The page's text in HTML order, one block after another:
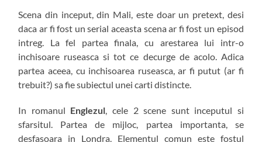
Scena din inceput, din Mali, este doar un pretext, desi
daca ar fi fost un serial aceasta scena ar fi fost un episod
intreg. La fel partea finala, cu arestarea lui intr-o
inchisoare ruseasca si tot ce decurge de acolo. Adica
partea aceea, cu inchisoarea ruseasca, ar fi putut (ar fi
trebuit?) sa fie subiectul unei carti distincte.
In romanul Englezul , cele 2 scene sunt inceputul si
sfarsitul. Partea de mijloc, partea importanta, se
desfasoara in Londra. Elementul comun este fostul